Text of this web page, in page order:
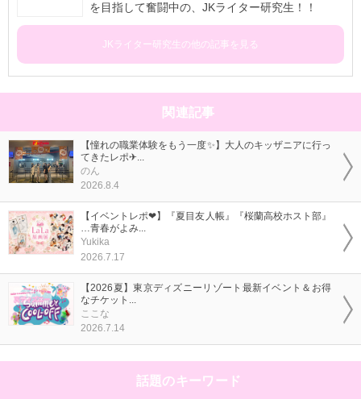
を目指して奮闘中の、JKライター研究生！！
JKライター研究生の他の記事を見る
関連記事
【憧れの職業体験をもう一度✨】大人のキッザニアに行っ
てきたレポ✈...
のん
2026.8.4
【イベントレポ❤】『夏目友人帳』『桜蘭高校ホスト部』
…青春がよみ...
Yukika
2026.7.17
【2026夏】東京ディズニーリゾート最新イベント＆お得
なチケット...
ここな
2026.7.14
話題のキーワード